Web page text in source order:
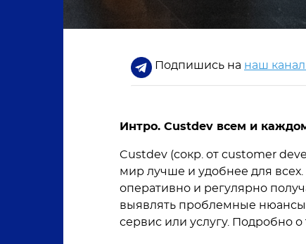
Подпишись на наш
Интро. Custdev всем и
Custdev (сокр. от customer
мир лучше и удобнее для всех.
оперативно и регулярно
выявлять проблемные
сервис или услугу. Подробно